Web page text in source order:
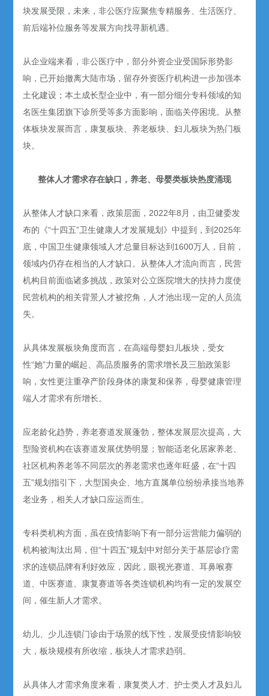
块发展受限，未来，非公医疗应聚焦专精服务、生活医疗、
前后端补位服务等发展方向找寻新机遇。
从企业端来看，非公医疗中，部分外资企业受国际形势影
响，已开始撤离大陆市场，留存外资医疗机构进一步加强本
土化建设；本土成长型企业中，有一部分细分专科领域的知
名医生集团旗下诊所受等多方面影响，面临关停困境。从整
体板块发展而言，康复板块、养老板块、妇儿板块为热门板
块。
整体人才需求存在缺口，养老、母婴类板块热度涌现
从整体人才缺口来看，政策层面，2022年8月，由卫健委发
布的《“十四五”卫生健康人才发展规划》中提到，到2025年
底，中国卫生健康领域人才总量目标达到1600万人，目前，
领域内仍存在相当的人才缺口。从整体人才流向而言，民营
机构目前面临诸多挑战，政策对公立医院增大的扶持力度使
民营机构的相关背景人才被挖角，人才池出现一定的人员流
失。
从具体发展板块角度而言，在高端母婴妇儿板块，受女
性“她”力量的崛起、高品质服务的需求增长及三胎政策影
响，女性更注重孕产阶段身体的康复和保养，母婴健康管理
端人才需求有所增长。
应老龄化趋势，养老赛道发展蓬勃，整体发展层次提高，大
型险资机构在该赛道发展优势明显；智能适老化居家养老、
社区机构养老等不同层次的养老需求也逐年旺盛，在“十四
五”规划指引下，大型国央企、地方直属单位纷纷承接当地养
老业务，相关人才缺口应运而生。
专科类机构方面，虽在疫情影响下有一部分运营能力偏弱的
机构被淘汰出局，但“十四五”规划中对部分关于基层诊疗需
求的连锁品牌有利好效应，因此，眼视光赛道、耳鼻喉赛
道、中医赛道、康复赛道等各类连锁机构均有一定的发展空
间，催生新人才需求。
幼儿、少儿连锁门诊由于场景的线下性，发展受疫情影响较
大，板块规模有所收缩，板块人才需求趋弱。
从具体人才需求角度来看，康复类人才、护士类人才及妇儿